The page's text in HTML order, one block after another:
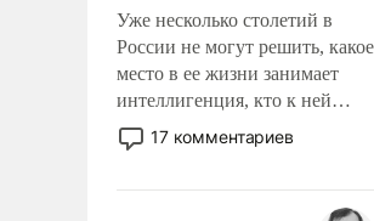
Уже несколько столетий в
России не могут решить, какое
место в ее жизни занимает
интеллигенция, кто к ней
принадлежит, а кого из нее
исключили с правом
чем она отличается от просто
17 комментариев